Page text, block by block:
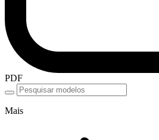
PDF
Mais